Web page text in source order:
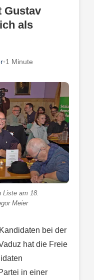
Gustav
als
•1 Minute
Liste am 18.
Meier
bei der
hat die Freie
in einer